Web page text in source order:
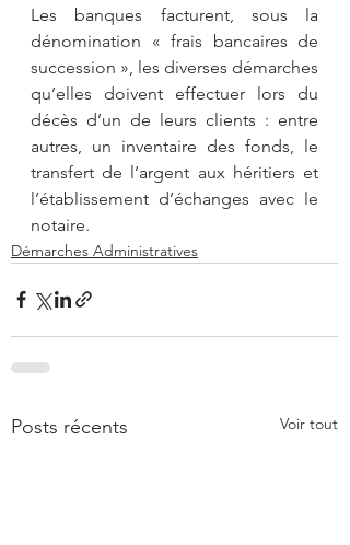
Les banques facturent, sous la
dénomination « frais bancaires de
succession », les diverses démarches
qu’elles doivent effectuer lors du
décès d’un de leurs clients : entre
autres, un inventaire des fonds, le
transfert de l’argent aux héritiers et
l’établissement d’échanges avec le
notaire.
Démarches Administratives
Posts récents Voir tout